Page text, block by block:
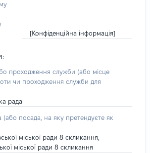
[Конфіденційна інформація]
проходження служби (або місце
чи проходження служби для
рада
(або посада, на яку претендуєте як
міської ради 8 скликання,
міської ради 8 скликання